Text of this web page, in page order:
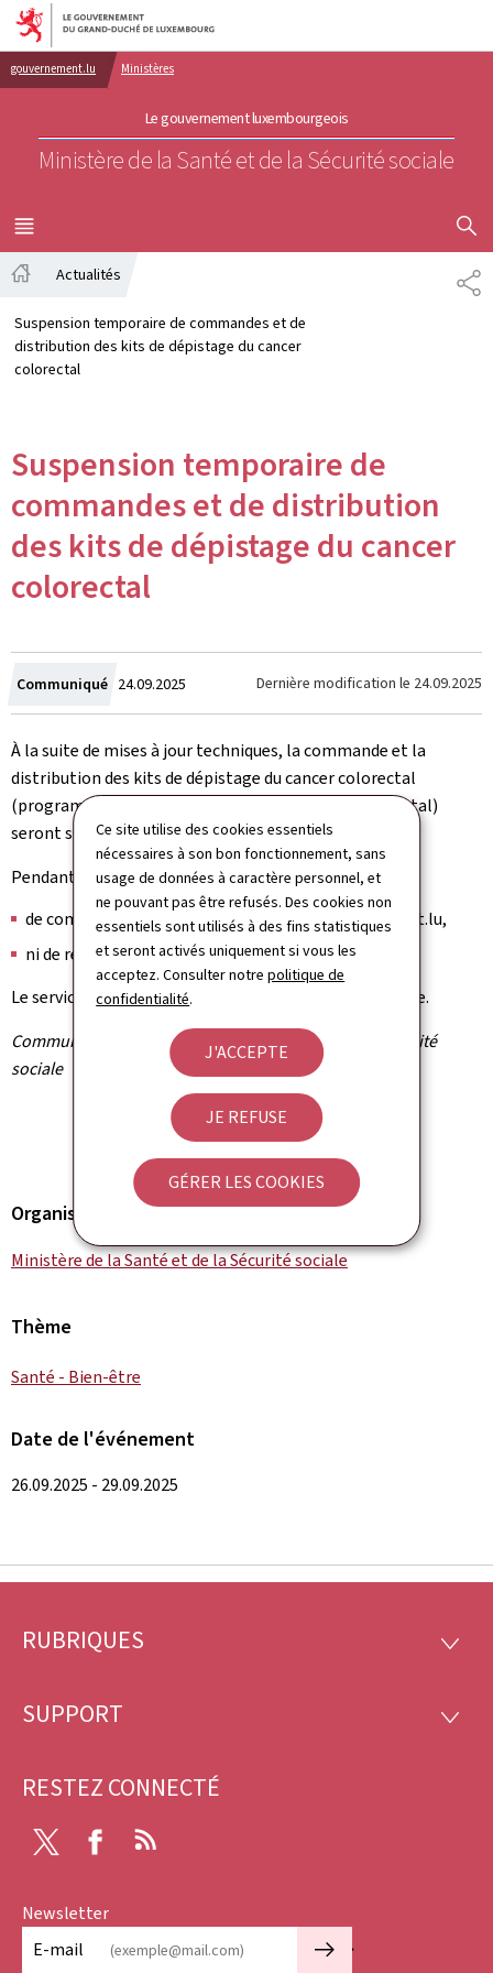
Ce site utilise des cookies essentiels
nécessaires à son bon fonctionnement, sans
usage de données à caractère personnel, et
ne pouvant pas être refusés. Des cookies non
essentiels sont utilisés à des fins statistiques
et seront activés uniquement si vous les
acceptez. Consulter notrepolitique de
confidentialité.
J'ACCEPTE
JE REFUSE
GÉRER LES COOKIES
Aller au menu principal
Aller au contenu
gouvernement.lu Ministères
Le gouvernement luxembourgeois
Ministère de la Santé et de la Sécurité sociale
MENU
PRINCIPAL
Actualités
Suspension temporaire de commandes et de
distribution des kits de dépistage du cancer
colorectal
Suspension temporaire de
commandes et de distribution
des kits de dépistage du cancer
colorectal
Communiqué Crée
le
24.09.2025 Dernière modification le 24.09.2025
À la suite de mises à jour techniques, la commande et la
distribution des kits de dépistage du cancer colorectal
(programme de dépistage organisé du cancer colorectal)
seront suspendues du 26 au 29 septembre 2025 inclus.
Pendant cette période, il ne sera pas possible:
de commander un kit par téléphone ou via myguichet.lu,
ni de retirer un kit dans un laboratoire BIONEXT.
Le service reprendra normalement dès le 30 septembre.
Communiqué par le ministère de la Santé et de la Sécurité
sociale
Organisation
Ministère de la Santé et de la Sécurité sociale
Thème
Santé - Bien-être
Date de l'événement
26.09.2025 - 29.09.2025
Pied
page
RUBRIQUES
SUPPORT
RESTEZ CONNECTÉ
Facebook
Newsletter
E-mail
🡒